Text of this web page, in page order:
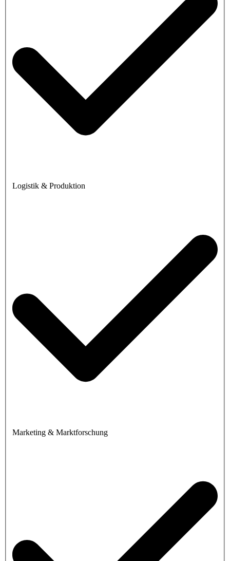
Logistik & Produktion
Marketing & Marktforschung